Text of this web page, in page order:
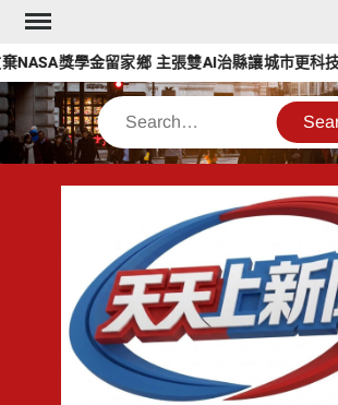
Skip
content獎學金留家鄉 主張雙AI治縣讓城市更科
Search